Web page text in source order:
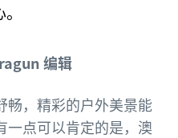
编辑
畅，精彩的户外美景能
一点可以肯定的是，澳